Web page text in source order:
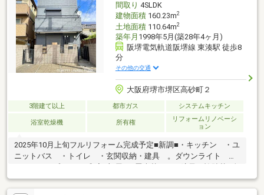
間取り 4SLDK
建物面積160.23m2
土地面積110.64m2
築年月 1998年5月(築28年4ヶ月)
阪堺電気軌道阪堺線 東湊駅 徒歩8
分
その他の交通
大阪府堺市堺区高砂町２
3階建て以上 都市ガス システムキッチン
浴室乾燥機 所有権
リフォームリノベーシ
ョン
2025年10月上旬フルリフォーム完成予定■新調■・キッチン ・ユ
ニットバス ・トイレ ・玄関収納・建具 。ダウンライト ・
室クロス貼替■全室フローリング上貼り（階段除く）■間取変更
（５LDK→６LDK）～おすすめポイント～◆土地面積110.64㎡